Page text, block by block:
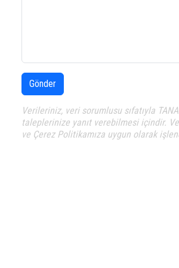
Gönder
Verileriniz, veri sorumlusu sıfatıyla
taleplerinize yanıt verebilmesi içindir.
ve Çerez Politikamıza uygun olarak